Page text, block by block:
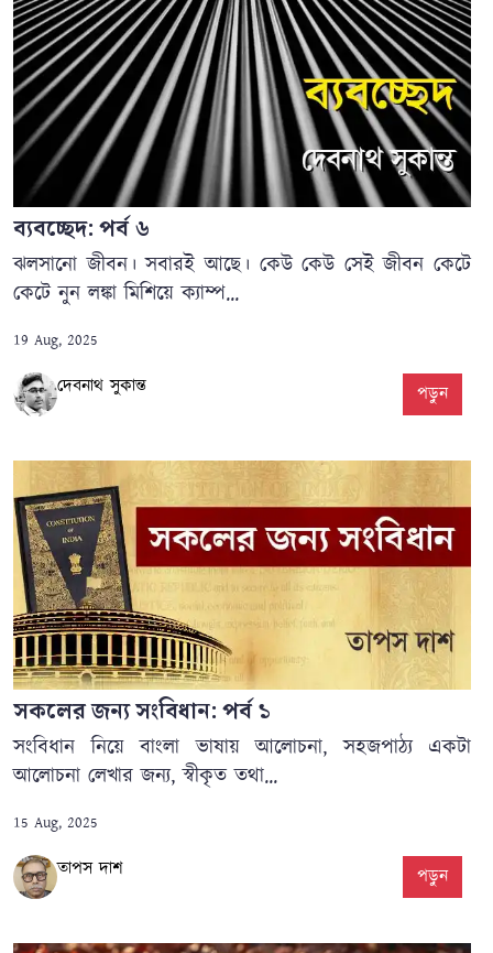
ব্যবচ্ছেদ: পর্ব ৬
ঝলসানো জীবন। সবারই আছে। কেউ কেউ সেই জীবন কেটে
কেটে নুন লঙ্কা মিশিয়ে ক্যাম্প...
19 Aug, 2025
দেবনাথ সুকান্ত পড়ুন
সকলের জন্য সংবিধান: পর্ব ১
সংবিধান নিয়ে বাংলা ভাষায় আলোচনা, সহজপাঠ্য একটা
আলোচনা লেখার জন্য, স্বীকৃত তথা...
15 Aug, 2025
তাপস দাশ পড়ুন